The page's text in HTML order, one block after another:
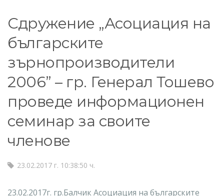
Сдружение „Асоциация на
българските
зърнопроизводители
2006” – гр. Генерал Тошево
проведе информационен
семинар за своите
членове
23.02.2017 г. 10:38:50 ч.
23.02.2017г. гр.Балчик Асоциация на българските